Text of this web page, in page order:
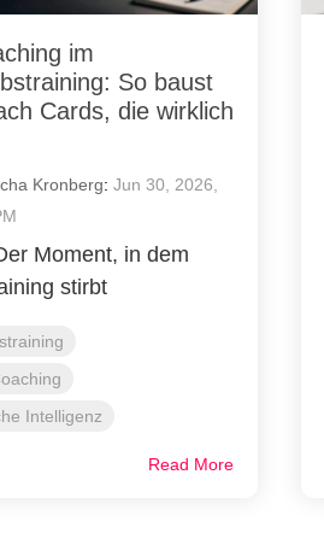
im
So baust
Cards, die wirklich
Kronberg: Jun 30, 2026,
Moment, in dem
stirbt
Intelligenz
Read More